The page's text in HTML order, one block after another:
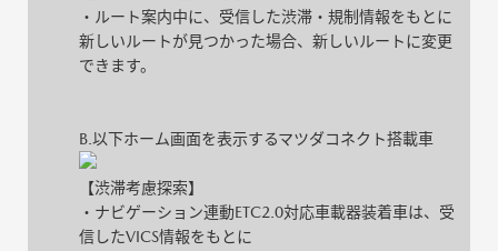
・ルート案内中に、受信した渋滞・規制情報をもとに
新しいルートが見つかった場合、新しいルートに変更
できます。
B.以下ホーム画面を表示するマツダコネクト搭載車
【渋滞考慮探索】
・ナビゲーション連動ETC2.0対応車載器装着車は、受
信したVICS情報をもとに